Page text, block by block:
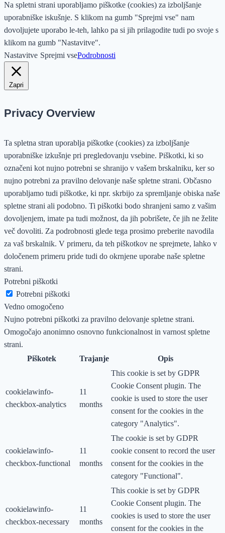
Na spletni strani uporabljamo piškotke (cookies) za izboljšanje
uporabniške iskušnje. S klikom na gumb "Sprejmi vse" nam
dovoljujete uporabo le-teh, lahko pa si jih prilagodite tudi po svoje s
klikom na gumb "Nastavitve".
Nastavitve Sprejmi vsePodrobnosti
Zapri
Privacy Overview
Ta spletna stran uporablja piškotke (cookies) za izboljšanje
uporabniške izkušnje pri pregledovanju vsebine. Piškotki, ki so
označeni kot nujno potrebni se shranijo v vašem brskalniku, ker so
nujno potrebni za pravilno delovanje naše spletne strani. Občasno
uporabljamo tudi piškotke, ki npr. skrbijo za spremljanje obiska naše
spletne strani ali podobno. Ti piškotki bodo shranjeni samo z vašim
dovoljenjem, imate pa tudi možnost, da jih pobrišete, če jih ne želite
več dovoliti. Za podrobnosti glede tega prosimo preberite navodila
za vaš brskalnik. V primeru, da teh piškotkov ne sprejmete, lahko v
določenem primeru pride tudi do okrnjene uporabe naše spletne
strani.
Potrebni piškotki
Potrebni piškotki
Vedno omogočeno
Nujno potrebni piškotki za pravilno delovanje spletne strani.
Omogočajo anonimno osnovno funkcionalnost in varnost spletne
strani.
Piškotek
Trajanje Opis
cookielawinfo-
checkbox-analytics
11
months
This cookie is set by GDPR
Cookie Consent plugin. The
cookie is used to store the user
consent for the cookies in the
category "Analytics".
cookielawinfo-
checkbox-functional
11
months
The cookie is set by GDPR
cookie consent to record the user
consent for the cookies in the
category "Functional".
cookielawinfo-
checkbox-necessary
11
months
This cookie is set by GDPR
Cookie Consent plugin. The
cookies is used to store the user
consent for the cookies in the